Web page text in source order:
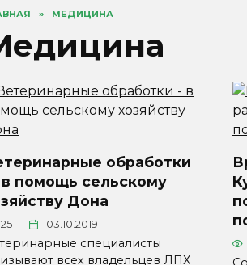
» МЕДИЦИНА
обработки
помощь сельскому
Дона
25 03.10.2019
специалисты
всех владельцев ЛПХ